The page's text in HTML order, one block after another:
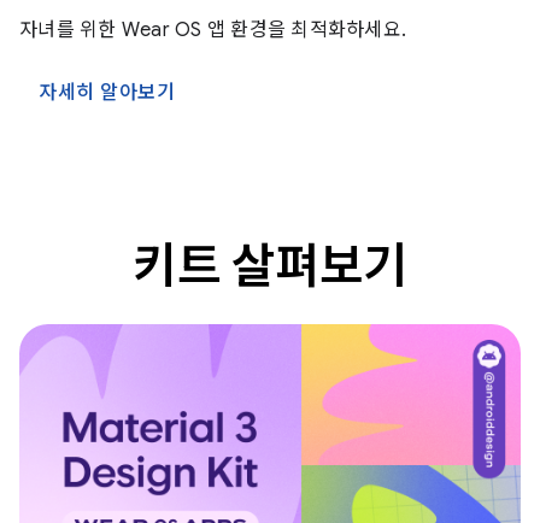
자녀를 위한 Wear OS 앱 환경을 최적화하세요.
자세히 알아보기
키트 살펴보기